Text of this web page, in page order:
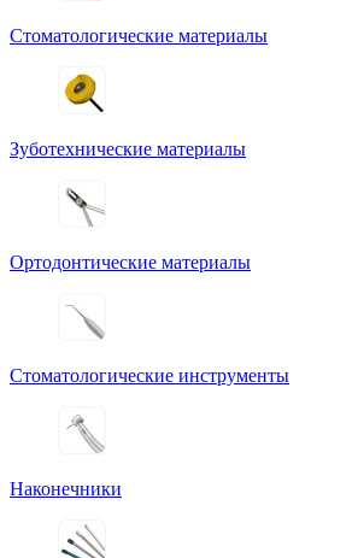
Стоматологические материалы
Зуботехнические материалы
Ортодонтические материалы
Стоматологические инструменты
Наконечники